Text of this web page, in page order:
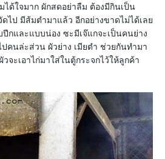
ได้ใจมาก ผักสดอย่าลืม ต้องมีกินเป็น
ดไป มีส้มตำมาแล้ว อีกอย่างขาดไม่ได้เลย
กและแบบน่อง ซะมีเจ๊แกจะเป็นคนย่าง
คนล่ะส่วน ผัวย่าง เมียตำ ช่วยกันทำมา
จะเอาไก่มาใส่ในตู้กระจกไว้ให้ลูกค้า